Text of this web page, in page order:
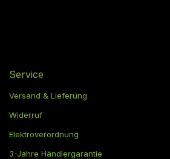
Service
Versand & Lieferung
Widerruf
Elektroverordnung
3-Jahre Händlergarantie